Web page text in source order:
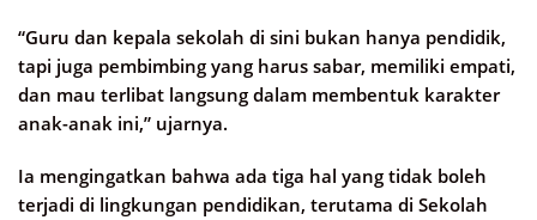
“Guru dan kepala sekolah di sini bukan hanya pendidik,
tapi juga pembimbing yang harus sabar, memiliki empati,
dan mau terlibat langsung dalam membentuk karakter
anak-anak ini,” ujarnya.
Ia mengingatkan bahwa ada tiga hal yang tidak boleh
terjadi di lingkungan pendidikan, terutama di Sekolah